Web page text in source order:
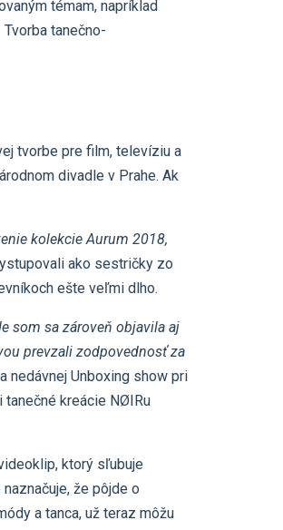
témam, napríklad
Tvorba tanečno-
tvorbe pre film, televíziu a
divadle v Prahe. Ak
kolekcie Aurum 2018,
ako sestričky zo
ešte veľmi dlho.
som sa zároveň objavila aj
prevzali zodpovednosť za
nedávnej Unboxing show pri
tanečné kreácie NØIRu
ktorý sľubuje
že pôjde o
a tanca, už teraz môžu